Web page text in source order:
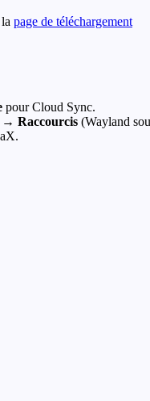
page de téléchargement
pour Cloud Sync.
→ Raccourcis (Wayland